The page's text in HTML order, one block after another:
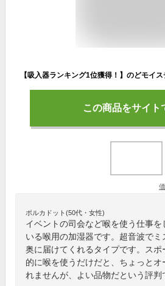
この商品をサイト
ポルカドット(50代・女性)
イベントの司会など喉を使う仕事を
いる喉用の加湿器です。超音波で
奥に届けてくれるタイプです。ス
的に喉を使うだけだと、ちょっとオ
れませんが、よい品物だという評判